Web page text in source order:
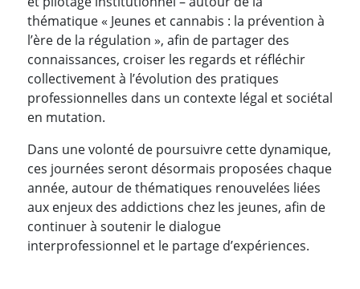
thématique « Jeunes et cannabis : la prévention à
l’ère de la régulation », afin de partager des
connaissances, croiser les regards et réfléchir
collectivement à l’évolution des pratiques
professionnelles dans un contexte légal et sociétal
en mutation.
Dans une volonté de poursuivre cette dynamique,
ces journées seront désormais proposées chaque
année, autour de thématiques renouvelées liées
aux enjeux des addictions chez les jeunes, afin de
continuer à soutenir le dialogue
interprofessionnel et le partage d’expériences.